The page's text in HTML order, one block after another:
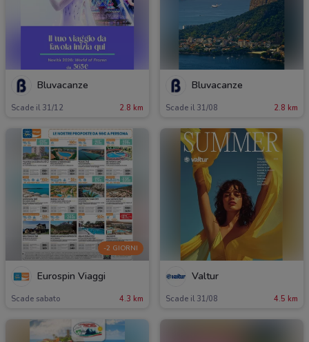
Bluvacanze
Scade il 31/12 2.8 km
Bluvacanze
Scade il 31/08 2.8 km
-2 GIORNI
Eurospin Viaggi
Scade sabato 4.3 km
Valtur
Scade il 31/08 4.5 km